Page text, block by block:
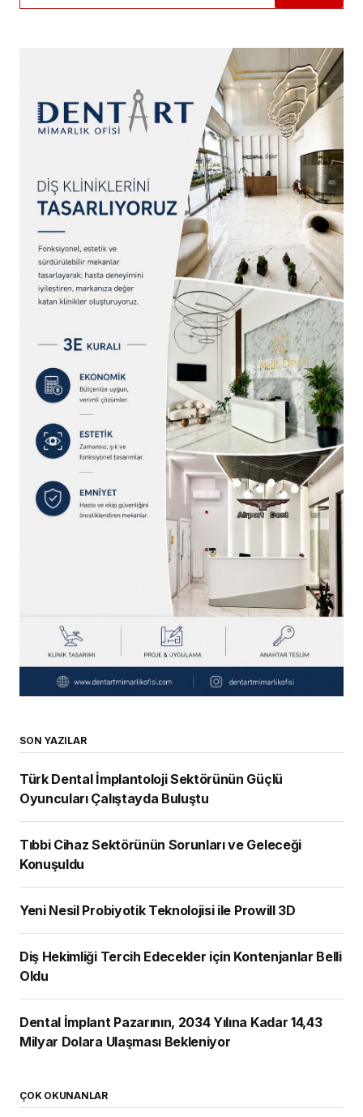
SON YAZILAR
Türk Dental İmplantoloji Sektörünün Güçlü
Oyuncuları Çalıştayda Buluştu
Tıbbi Cihaz Sektörünün Sorunları ve Geleceği
Konuşuldu
Yeni Nesil Probiyotik Teknolojisi ile Prowill 3D
Diş Hekimliği Tercih Edecekler için Kontenjanlar Belli
Oldu
Dental İmplant Pazarının, 2034 Yılına Kadar 14,43
Milyar Dolara Ulaşması Bekleniyor
ÇOK OKUNANLAR